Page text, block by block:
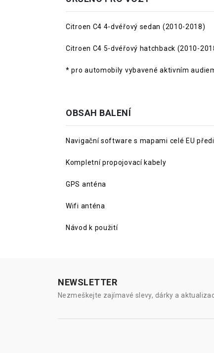
Citroen C4 4-dvéřový sedan (2010-2018)
Citroen C4 5-dvéřový hatchback (2010-
* pro automobily vybavené aktivním
OBSAH BALENÍ
Navigační software s mapami celé EU
Kompletní propojovací kabely
GPS anténa
Wifi anténa
Návod k použití
NEWSLETTER
Nezmeškejte zajímavé slevy, dárky a